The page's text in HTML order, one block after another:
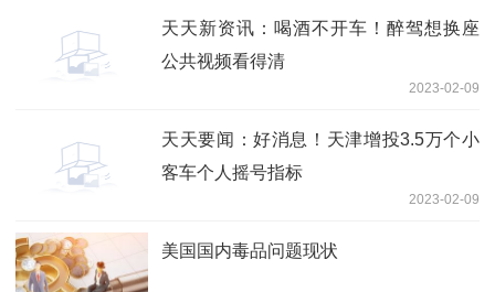
天天新资讯：喝酒不开车！醉驾想换座
公共视频看得清
2023-02-09
天天要闻：好消息！天津增投3.5万个小
客车个人摇号指标
2023-02-09
美国国内毒品问题现状